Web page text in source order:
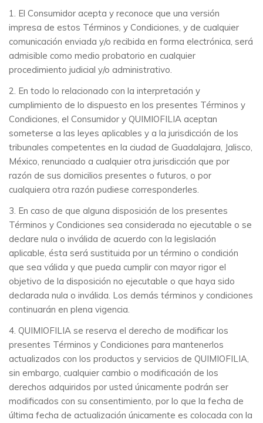
1. El Consumidor acepta y reconoce que una versión
impresa de estos Términos y Condiciones, y de cualquier
comunicación enviada y/o recibida en forma electrónica, será
admisible como medio probatorio en cualquier
procedimiento judicial y/o administrativo.
2. En todo lo relacionado con la interpretación y
cumplimiento de lo dispuesto en los presentes Términos y
Condiciones, el Consumidor y QUIMIOFILIA aceptan
someterse a las leyes aplicables y a la jurisdicción de los
tribunales competentes en la ciudad de Guadalajara, Jalisco,
México, renunciado a cualquier otra jurisdicción que por
razón de sus domicilios presentes o futuros, o por
cualquiera otra razón pudiese corresponderles.
3. En caso de que alguna disposición de los presentes
Términos y Condiciones sea considerada no ejecutable o se
declare nula o inválida de acuerdo con la legislación
aplicable, ésta será sustituida por un término o condición
que sea válida y que pueda cumplir con mayor rigor el
objetivo de la disposición no ejecutable o que haya sido
declarada nula o inválida. Los demás términos y condiciones
continuarán en plena vigencia.
4. QUIMIOFILIA se reserva el derecho de modificar los
presentes Términos y Condiciones para mantenerlos
actualizados con los productos y servicios de QUIMIOFILIA,
sin embargo, cualquier cambio o modificación de los
derechos adquiridos por usted únicamente podrán ser
modificados con su consentimiento, por lo que la fecha de
última fecha de actualización únicamente es colocada con la